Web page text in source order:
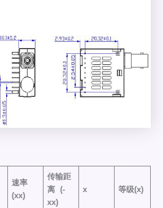
速率
(xx)
传输距
离 (-
xx)
x 等级(x)